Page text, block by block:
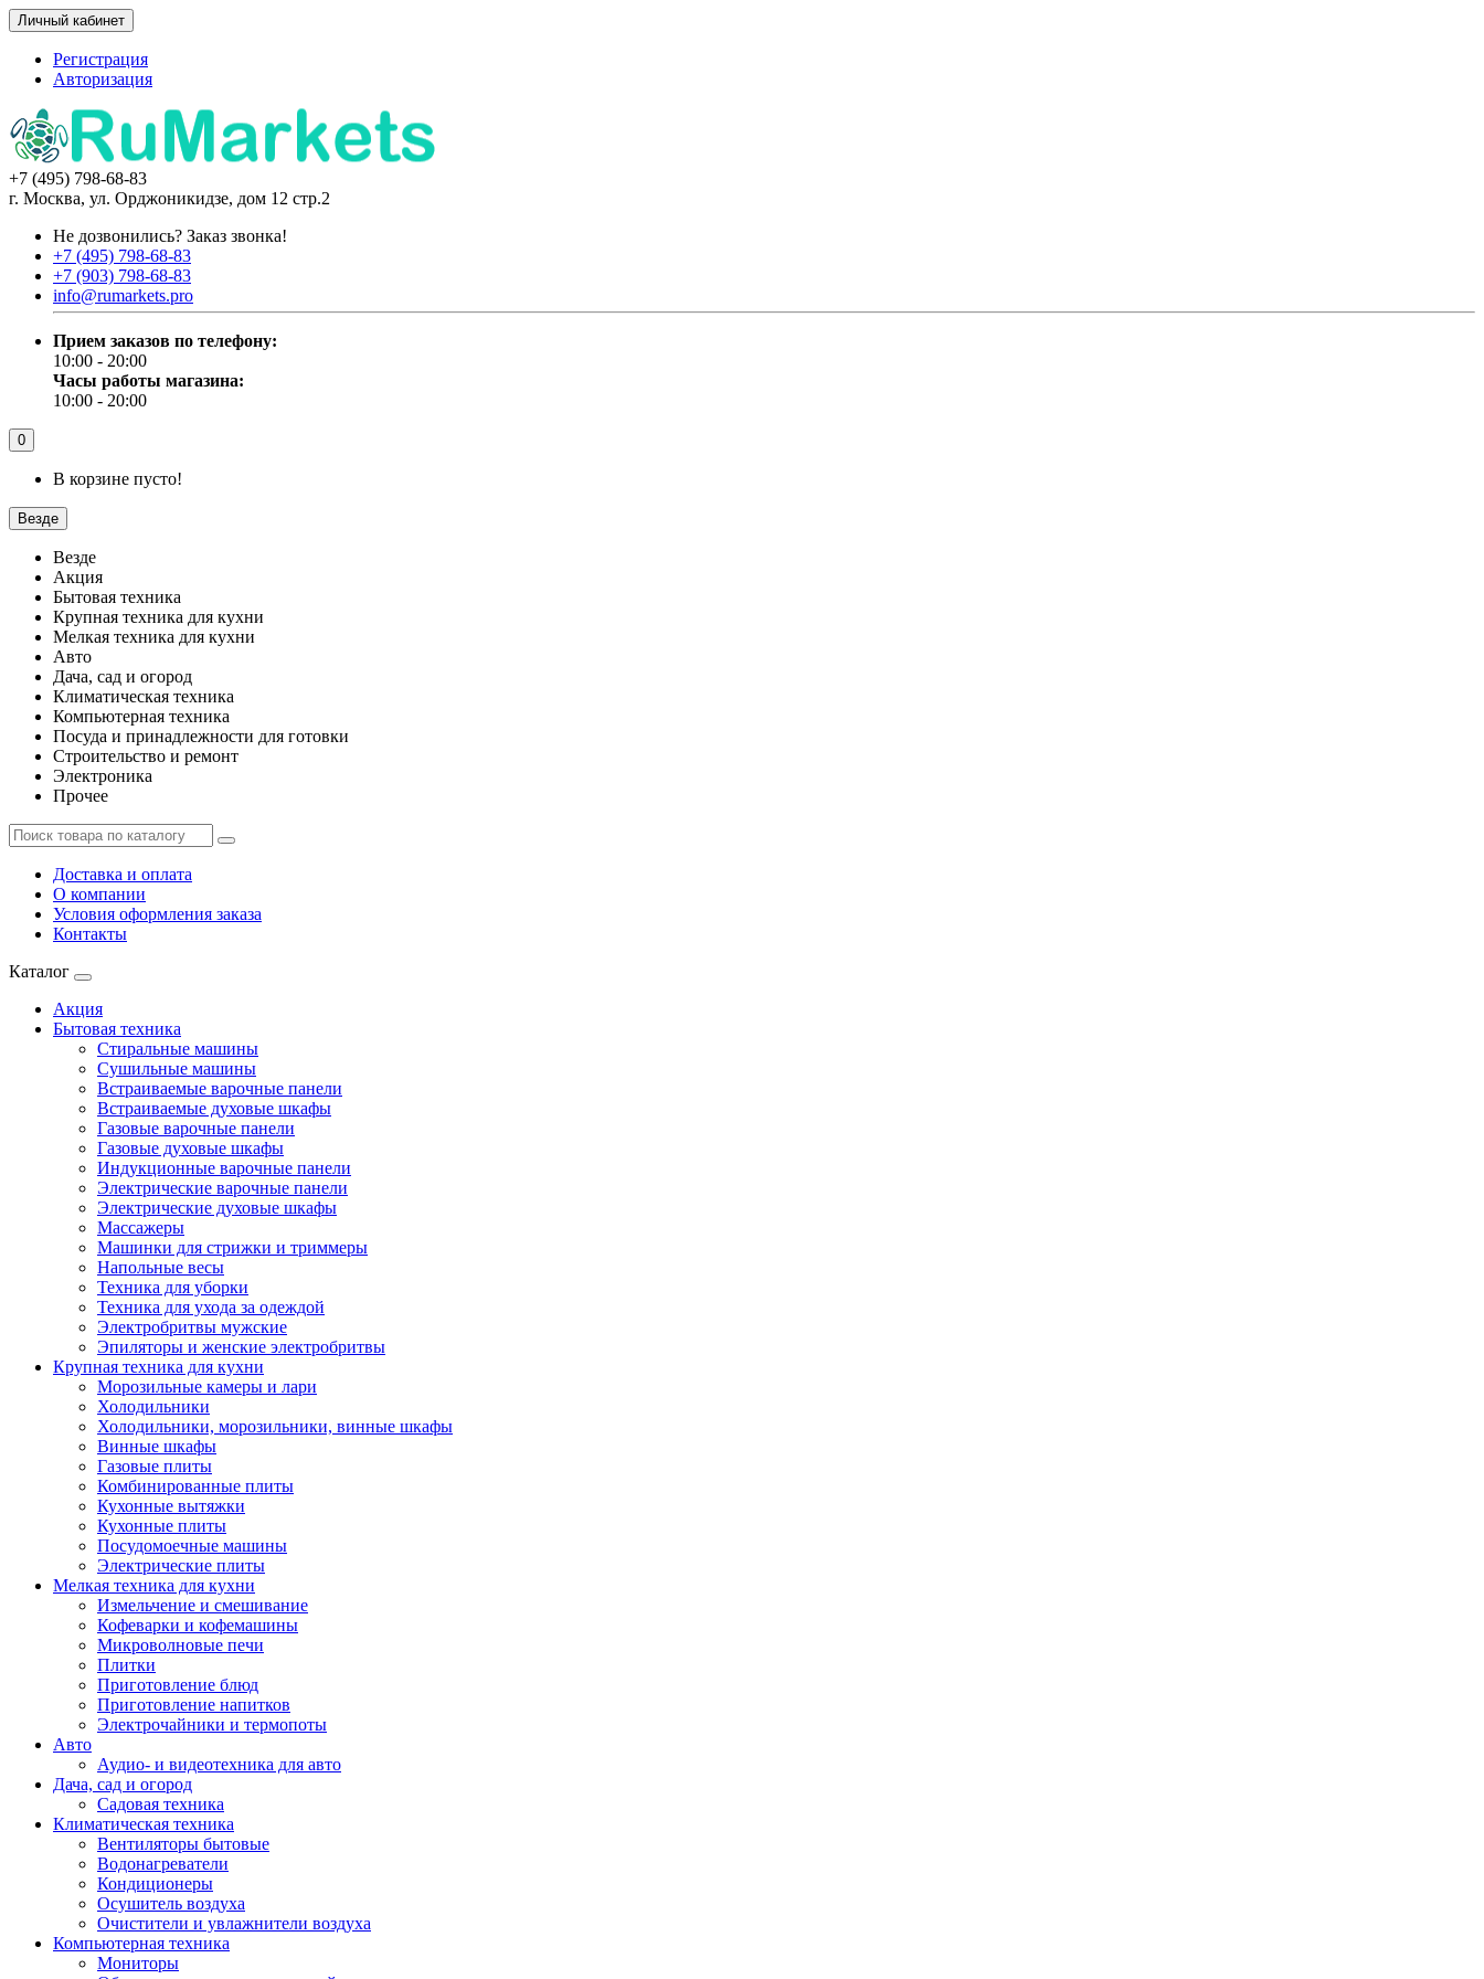
Личный кабинет
Регистрация
Авторизация
+7 (495) 798-68-83
г. Москва, ул. Орджоникидзе, дом 12 стр.2
Не дозвонились? Заказ звонка!
+7 (495) 798-68-83
+7 (903) 798-68-83
info@rumarkets.pro
Прием заказов по телефону:
10:00 - 20:00
Часы работы магазина:
10:00 - 20:00
0
В корзине пусто!
Везде
Везде
Акция
Бытовая техника
Крупная техника для кухни
Мелкая техника для кухни
Авто
Дача, сад и огород
Климатическая техника
Компьютерная техника
Посуда и принадлежности для готовки
Строительство и ремонт
Электроника
Прочее
Доставка и оплата
О компании
Условия оформления заказа
Контакты
Каталог
Акция
Бытовая техника
Стиральные машины
Сушильные машины
Встраиваемые варочные панели
Встраиваемые духовые шкафы
Газовые варочные панели
Газовые духовые шкафы
Индукционные варочные панели
Электрические варочные панели
Электрические духовые шкафы
Массажеры
Машинки для стрижки и триммеры
Напольные весы
Техника для уборки
Техника для ухода за одеждой
Электробритвы мужские
Эпиляторы и женские электробритвы
Крупная техника для кухни
Морозильные камеры и лари
Холодильники
Холодильники, морозильники, винные шкафы
Винные шкафы
Газовые плиты
Комбинированные плиты
Кухонные вытяжки
Кухонные плиты
Посудомоечные машины
Электрические плиты
Мелкая техника для кухни
Измельчение и смешивание
Кофеварки и кофемашины
Микроволновые печи
Плитки
Приготовление блюд
Приготовление напитков
Электрочайники и термопоты
Авто
Аудио- и видеотехника для авто
Дача, сад и огород
Садовая техника
Климатическая техника
Вентиляторы бытовые
Водонагреватели
Кондиционеры
Осушитель воздуха
Очистители и увлажнители воздуха
Компьютерная техника
Мониторы